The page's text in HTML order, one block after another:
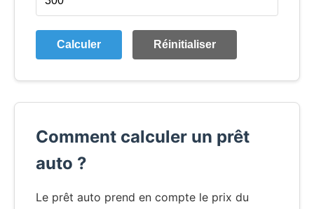
Calculer Réinitialiser
Comment calculer un prêt
auto ?
Le prêt auto prend en compte le prix du